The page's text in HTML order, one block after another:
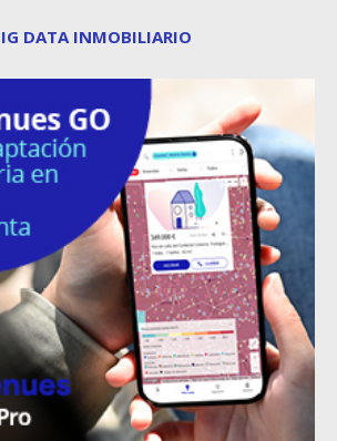
DATA INMOBILIARIO